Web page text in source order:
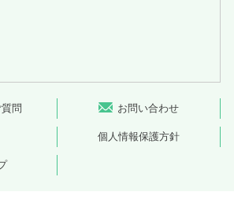
問 お問い合わせ
個人情報保護方針